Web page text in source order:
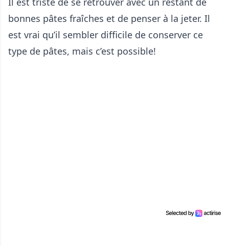
bonnes pâtes fraîches et de penser à la jeter. Il
est vrai qu’il sembler difficile de conserver ce
type de pâtes, mais c’est possible!